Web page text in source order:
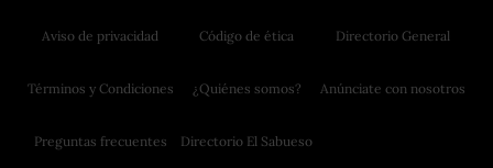
Aviso de privacidad
Términos y Condiciones
Preguntas frecuentes
Código de ética
¿Quiénes somos?
Directorio El Sabueso
Directorio General
Anúnciate con nosotros